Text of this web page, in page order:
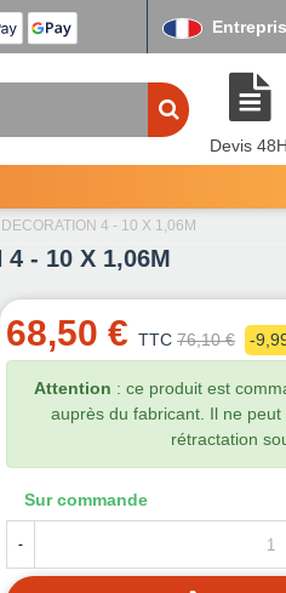
Devis 48H
4 - 10 X 1,06M
- 10 X 1,06M
68,50 € TTC 76,10 € -
Attention : ce produit est
auprès du fabricant. Il ne peut
rétractation
Sur commande
-